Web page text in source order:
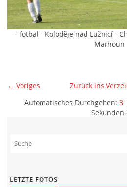
- fotbal - Koloděje nad Lužnicí -
Marhoun
← Voriges
Zurück ins
Automatisches Durchgehen: 3 |
Sekunden
LETZTE FOTOS